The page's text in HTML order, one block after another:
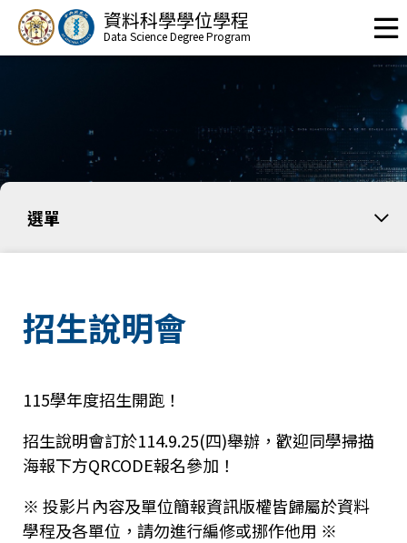
資料科學學位學程
Data Science Degree Program
選單
招生說明會
115學年度招生開跑！
招生說明會訂於114.9.25(四)舉辦，歡迎同學掃描
海報下方QRCODE報名參加！
※ 投影片內容及單位簡報資訊版權皆歸屬於資料
學程及各單位，請勿進行編修或挪作他用 ※